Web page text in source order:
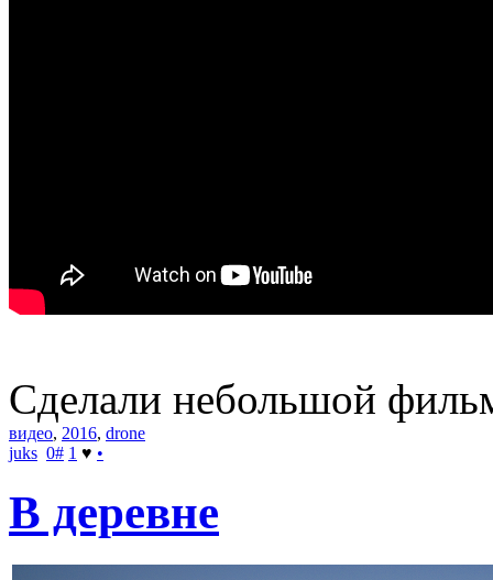
Сделали небольшой
видео, 2016, drone
juks 0# 1 ♥ •
В деревне